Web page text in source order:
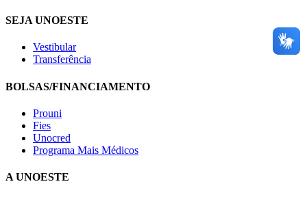
SEJA UNOESTE
Vestibular
Transferência
BOLSAS/FINANCIAMENTO
Prouni
Fies
Unocred
Programa Mais Médicos
A UNOESTE